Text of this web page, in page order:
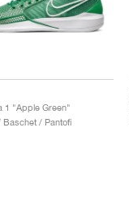
1 "Apple Green"
Baschet / Pantofi